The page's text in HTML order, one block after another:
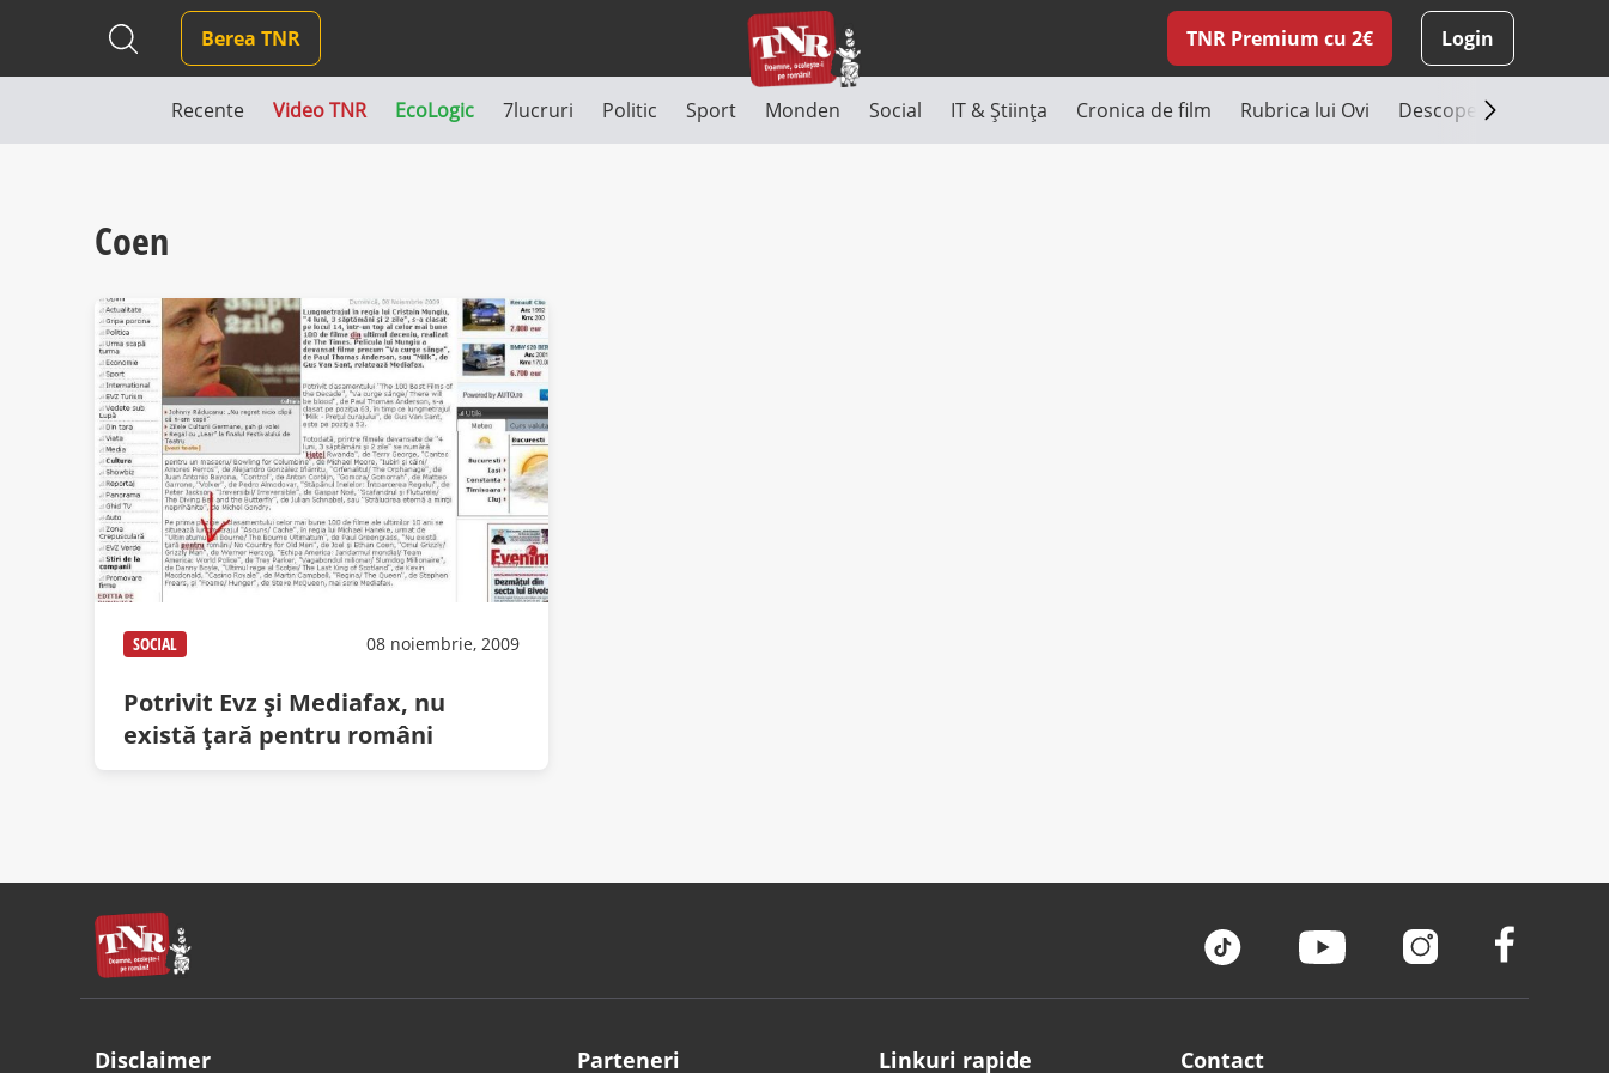
Berea TNR TNR Premium cu 2€ Login
Recente Video TNR EcoLogic 7lucruri Politic Sport Monden Social IT & Știința Cronica de film Rubrica lui Ovi Descoperă România
Coen
SOCIAL 08 noiembrie, 2009
Potrivit Evz şi Mediafax, nu
există ţară pentru români
Disclaimer Parteneri Linkuri rapide Contact